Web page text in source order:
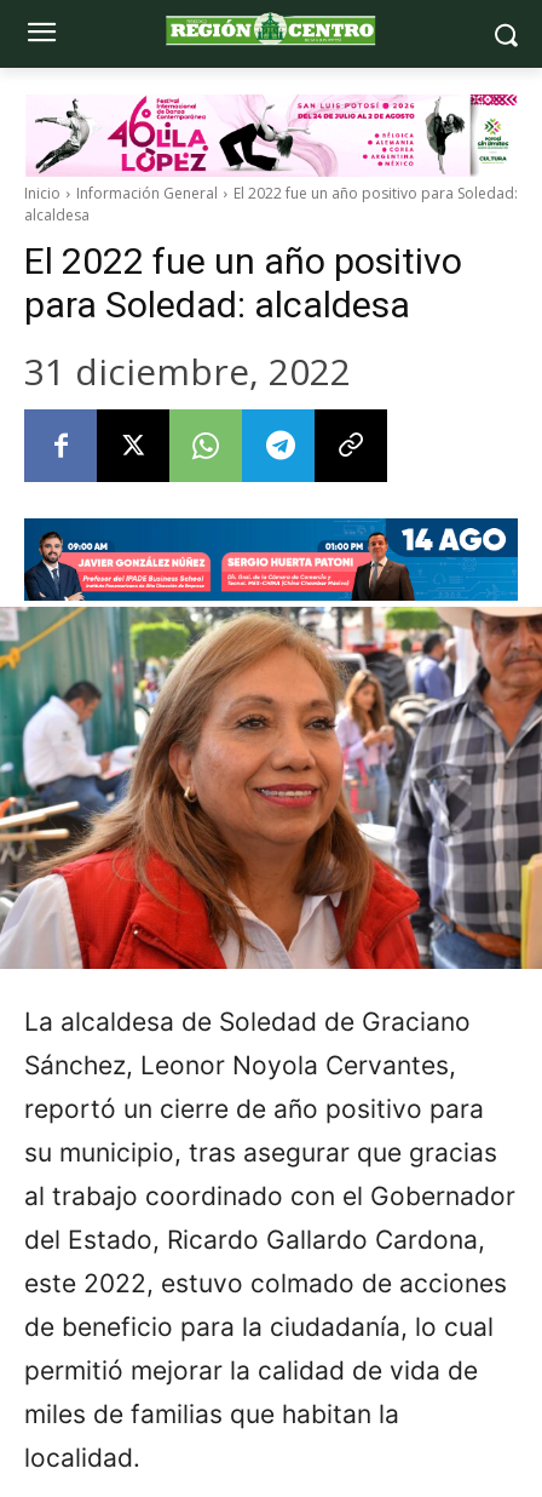
Inicio Información General
El 2022 fue un año positivo para Soledad:
alcaldesa
El 2022 fue un año positivo
para Soledad: alcaldesa
31 diciembre, 2022
La alcaldesa de Soledad de Graciano
Sánchez, Leonor Noyola Cervantes,
reportó un cierre de año positivo para
su municipio, tras asegurar que gracias
al trabajo coordinado con el Gobernador
del Estado, Ricardo Gallardo Cardona,
este 2022, estuvo colmado de acciones
de beneficio para la ciudadanía, lo cual
permitió mejorar la calidad de vida de
miles de familias que habitan la
localidad.